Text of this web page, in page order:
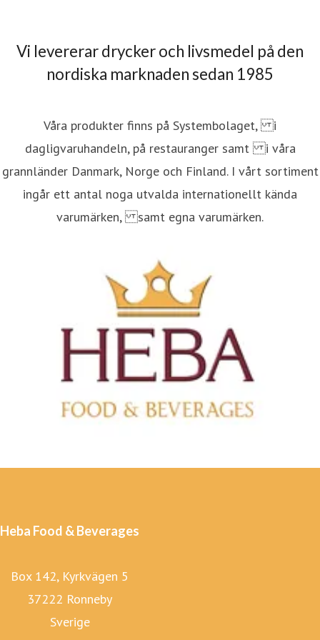
Vi levererar drycker och livsmedel på den
nordiska marknaden sedan 1985
Våra produkter finns på Systembolaget, i
dagligvaruhandeln, på restauranger samt i våra
grannländer Danmark, Norge och Finland. I vårt sortiment
ingår ett antal noga utvalda internationellt kända
varumärken, samt egna varumärken.
Heba Food & Beverages
Box 142, Kyrkvägen 5
37222 Ronneby
Sverige